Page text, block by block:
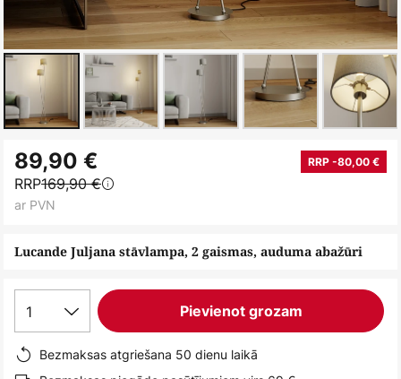
uz
galerijas
sākumu
Lucande Juljana stāvlampa, 2 gaismas, auduma abažūri
89,90 € RRP -80,00 €
RRP169,90 €
ar PVN
1 Pievienot grozam
Bezmaksas atgriešana 50 dienu laikā